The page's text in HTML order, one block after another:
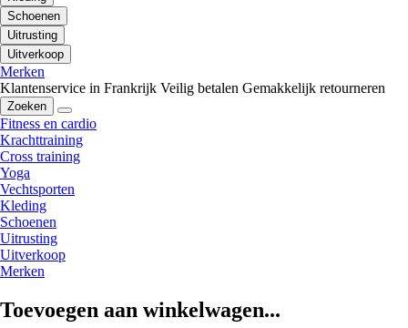
Schoenen
Uitrusting
Uitverkoop
Merken
Klantenservice in Frankrijk Veilig betalen Gemakkelijk retourneren
Zoeken
Fitness en cardio
Krachttraining
Cross training
Yoga
Vechtsporten
Kleding
Schoenen
Uitrusting
Uitverkoop
Merken
Toevoegen aan winkelwagen...